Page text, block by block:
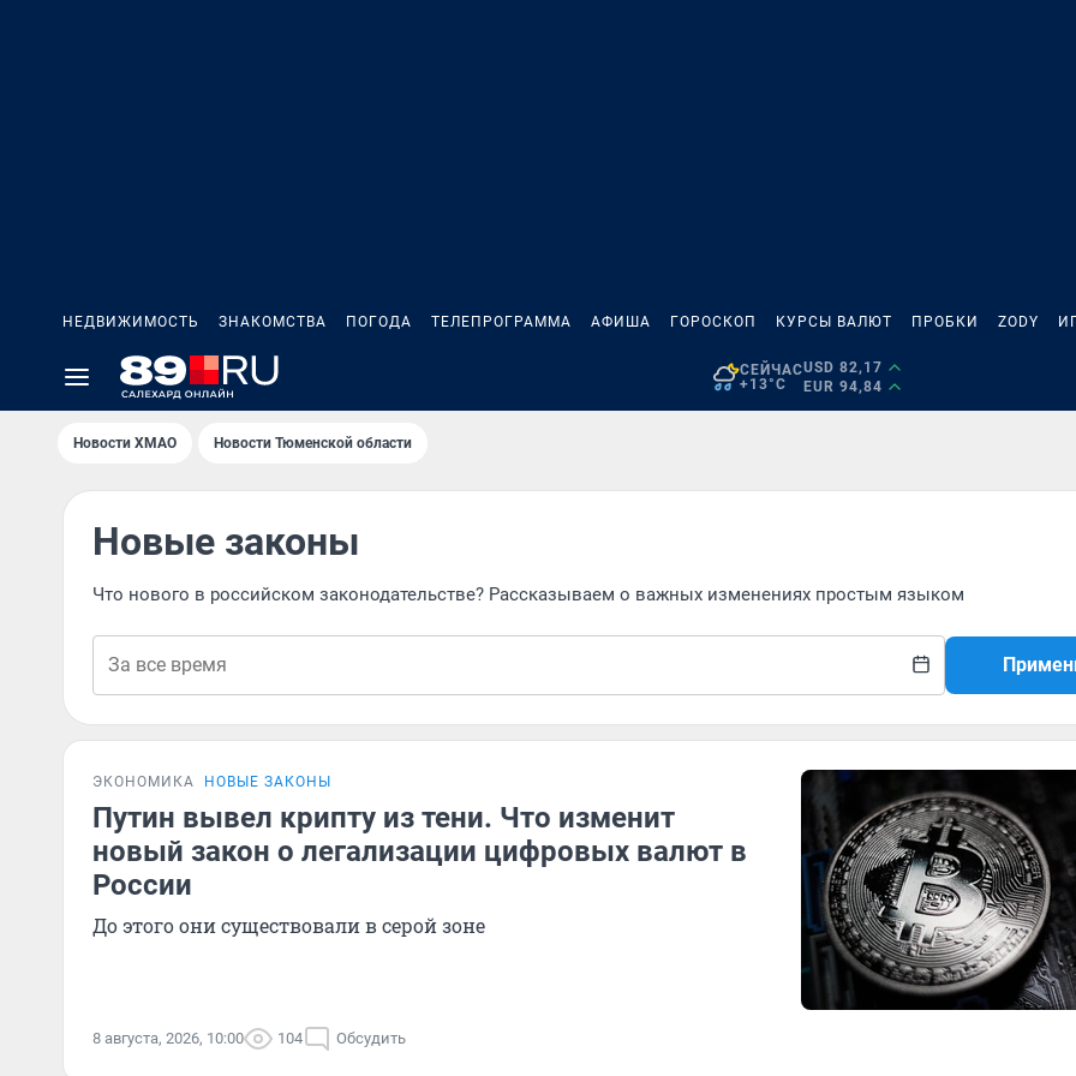
НЕДВИЖИМОСТЬ ЗНАКОМСТВА ПОГОДА ТЕЛЕПРОГРАММА АФИША ГОРОСКОП КУРСЫ ВАЛЮТ ПРОБКИ ZODY
СЕЙЧАС
+13°C
USD 82,17
EUR 94,84
Новости ХМАО Новости Тюменской области
Новые законы
Что нового в российском законодательстве? Рассказываем о важных изменениях простым языком
ЭКОНОМИКА НОВЫЕ ЗАКОНЫ
Путин вывел крипту из тени. Что изменит
новый закон о легализации цифровых валют в
России
До этого они существовали в серой зоне
8 августа, 2026, 10:00 104 Обсудить